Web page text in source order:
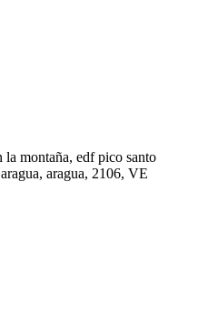
montaña, edf pico santo
aragua, 2106, VE